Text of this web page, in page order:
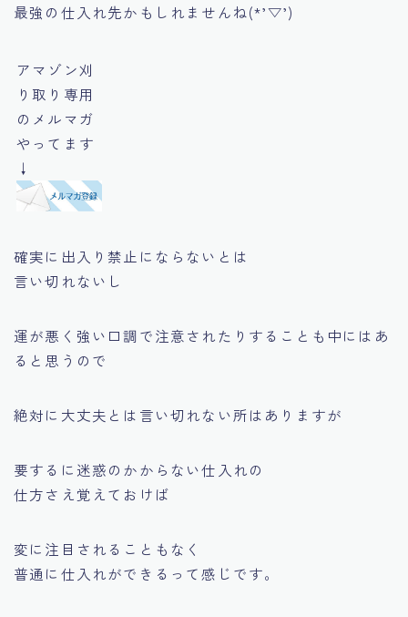
最強の仕入れ先かもしれませんね(*’▽’)
アマゾン刈
り取り専用
のメルマガ
やってます
↓
確実に出入り禁止にならないとは
言い切れないし
運が悪く強い口調で注意されたりすることも中にはあ
ると思うので
絶対に大丈夫とは言い切れない所はありますが
要するに迷惑のかからない仕入れの
仕方さえ覚えておけば
変に注目されることもなく
普通に仕入れができるって感じです。